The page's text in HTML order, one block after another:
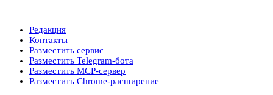
Редакция
Контакты
Разместить сервис
Разместить Telegram-бота
Разместить MCP-сервер
Разместить Chrome-расширение